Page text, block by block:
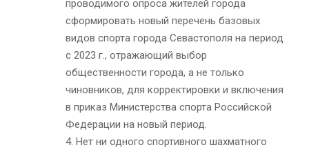
проводимого опроса жителей города
сформировать новый перечень базовых
видов спорта города Севастополя на период
с 2023 г., отражающий выбор
общественности города, а не только
чиновников, для корректировки и включения
в приказ Министерства спорта Российской
Федерации на новый период.
4. Нет ни одного спортивного шахматного